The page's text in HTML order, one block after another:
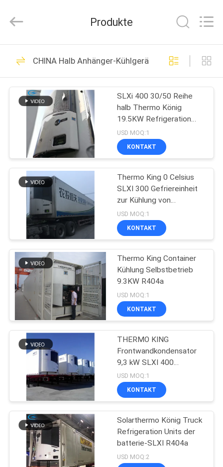
HAUSE
PRODUKTE
ÜBER
UNS
WERKSBESICHTIGUNG
QUALITÄTSKONTROLLE
KONTAKT
MIT
UNS
NEUIGKEITEN
RECHTSSACHEN
SITEMAP
DATENSCHUTZRICHTLINIE
INDUSTRY
Rights
Thermo König
Refrigeration Units
113
Thermo König Van
Refrigeration Units
21
Träger-Kühlgeräte
Thermo Königteile
Produkte
CHINA Halb Anhänger-Kühlgeräte
SLXi 400 30/50 Reihe
halb Thermo König
19.5KW Refrigeration
Units Anhänger-2279MM
USD MOQ:1
KONTAKT
Thermo King 0 Celsius
SLXI 300 Gefriereinheit
zur Kühlung von
Lebensmitteln
USD MOQ:1
KONTAKT
Thermo King Container
Kühlung Selbstbetrieb
9.3KW R404a
USD MOQ:1
KONTAKT
THERMO KING
Frontwandkondensator
9,3 kW SLXI 400
Kühlgeräte für Semi-
Anhänger
USD MOQ:1
KONTAKT
Solarthermo König Truck
Refrigeration Units der
batterie-SLXI R404a
USD MOQ:2